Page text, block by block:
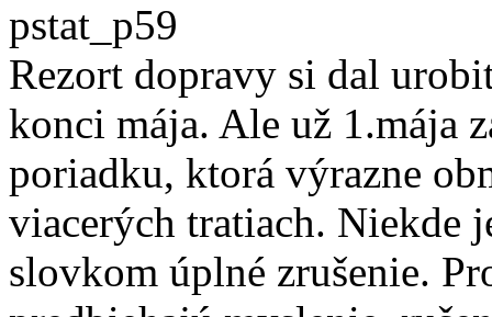
pstat_p59
Rezort dopravy si dal
konci mája. Ale už 1.mája
poriadku, ktorá výrazne
viacerých tratiach. Niekde
slovkom úplné zrušenie.